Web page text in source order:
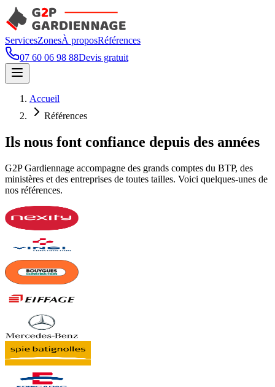
ServicesZonesÀ proposRéférences
07 60 06 98 88Devis gratuit
Accueil
Références
Ils nous font confiance depuis des années
G2P Gardiennage accompagne des grands comptes du BTP, des
ministères et des entreprises de toutes tailles. Voici quelques-unes de
nos références.